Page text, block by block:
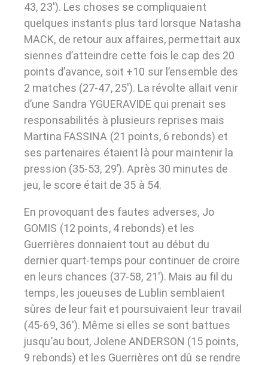
43, 23′). Les choses se compliquaient
quelques instants plus tard lorsque Natasha
MACK, de retour aux affaires, permettait aux
siennes d’atteindre cette fois le cap des 20
points d’avance, soit +10 sur l’ensemble des
2 matches (27-47, 25′). La révolte allait venir
d’une Sandra YGUERAVIDE qui prenait ses
responsabilités à plusieurs reprises mais
Martina FASSINA (21 points, 6 rebonds) et
ses partenaires étaient là pour maintenir la
pression (35-53, 29’). Après 30 minutes de
jeu, le score était de 35 à 54.
En provoquant des fautes adverses, Jo
GOMIS (12 points, 4 rebonds) et les
Guerrières donnaient tout au début du
dernier quart-temps pour continuer de croire
en leurs chances (37-58, 21′). Mais au fil du
temps, les joueuses de Lublin semblaient
sûres de leur fait et poursuivaient leur travail
(45-69, 36′). Même si elles se sont battues
jusqu’au bout, Jolene ANDERSON (15 points,
9 rebonds) et les Guerrières ont dû se rendre